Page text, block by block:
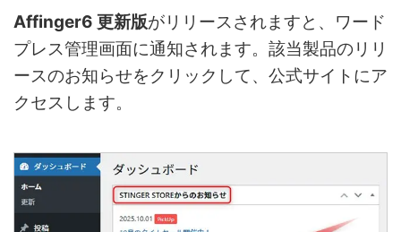
Affinger6 更新版がリリースされますと、ワード
プレス管理画面に通知されます。該当製品のリリ
ースのお知らせをクリックして、公式サイトにア
クセスします。